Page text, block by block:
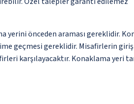
önceden araması gereklidir.
geçmesi gereklidir. Misafirlerin
karşılayacaktır. Konaklama yeri